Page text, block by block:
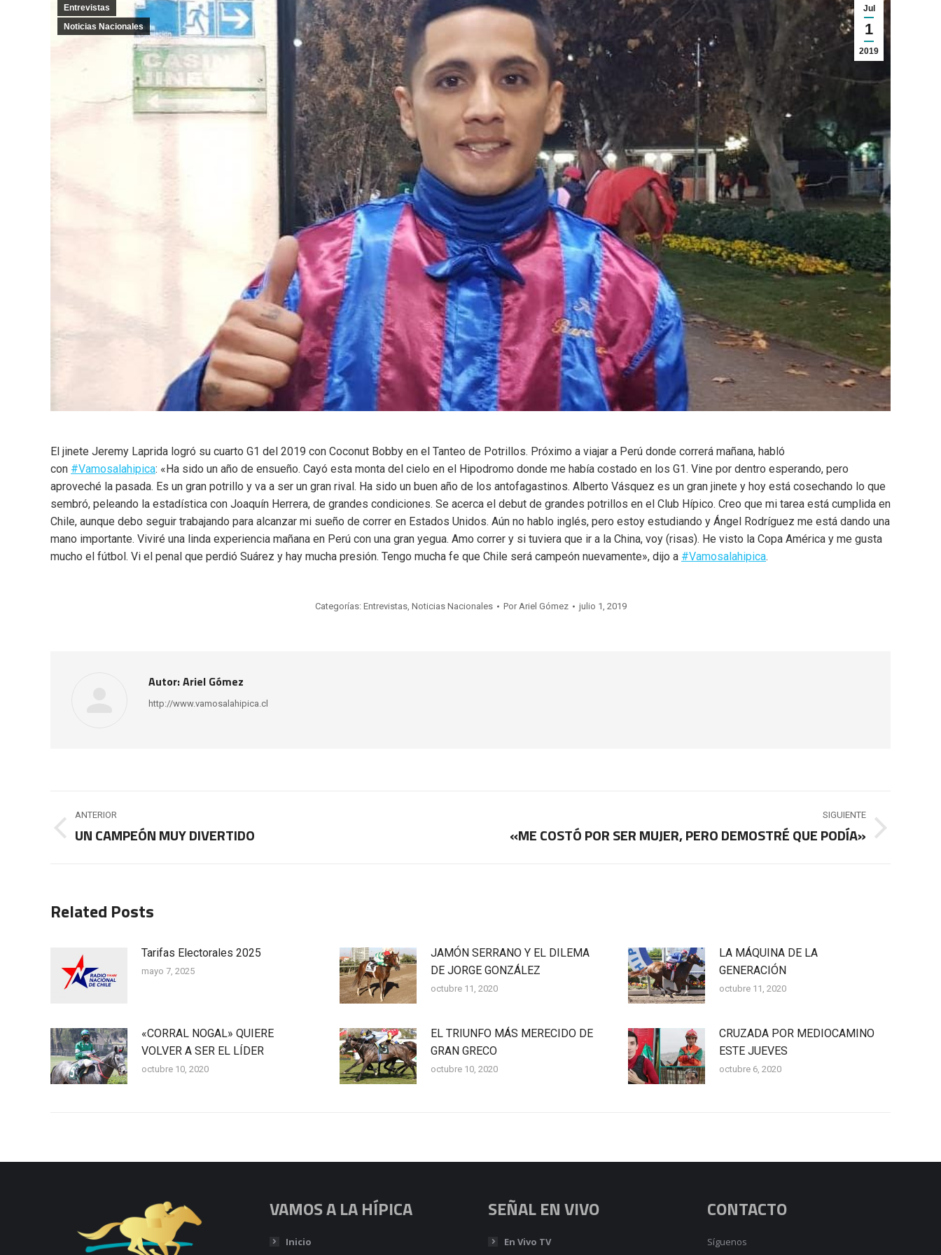
Jul
1
2019
Entrevistas
Noticias Nacionales
El jinete Jeremy Laprida logró su cuarto G1 del 2019 con Coconut Bobby en el Tanteo de Potrillos. Próximo a viajar a Perú donde correrá mañana, habló
con #Vamosalahipica: «Ha sido un año de ensueño. Cayó esta monta del cielo en el Hipodromo donde me había costado en los G1. Vine por dentro esperando, pero
aproveché la pasada. Es un gran potrillo y va a ser un gran rival. Ha sido un buen año de los antofagastinos. Alberto Vásquez es un gran jinete y hoy está cosechando lo que
sembró, peleando la estadística con Joaquín Herrera, de grandes condiciones. Se acerca el debut de grandes potrillos en el Club Hípico. Creo que mi tarea está cumplida en
Chile, aunque debo seguir trabajando para alcanzar mi sueño de correr en Estados Unidos. Aún no hablo inglés, pero estoy estudiando y Ángel Rodríguez me está dando una
mano importante. Viviré una linda experiencia mañana en Perú con una gran yegua. Amo correr y si tuviera que ir a la China, voy (risas). He visto la Copa América y me gusta
mucho el fútbol. Vi el penal que perdió Suárez y hay mucha presión. Tengo mucha fe que Chile será campeón nuevamente», dijo a #Vamosalahipica.
Categorías: Entrevistas, Noticias Nacionales PorAriel Gómez julio 1, 2019
Autor:Ariel Gómez
http://www.vamosalahipica.cl
Navegación
entre
ANTERIOR
Publicación
UN CAMPEÓN MUY DIVERTIDO
SIGUIENTE
Publicación
«ME COSTÓ POR SER MUJER, PERO DEMOSTRÉ QUE PODÍA»
Related Posts
Tarifas Electorales 2025
mayo 7, 2025
JAMÓN SERRANO Y EL DILEMA
DE JORGE GONZÁLEZ
octubre 11, 2020
LA MÁQUINA DE LA
GENERACIÓN
octubre 11, 2020
«CORRAL NOGAL» QUIERE
VOLVER A SER EL LÍDER
octubre 10, 2020
EL TRIUNFO MÁS MERECIDO DE
GRAN GRECO
octubre 10, 2020
CRUZADA POR MEDIOCAMINO
ESTE JUEVES
octubre 6, 2020
VAMOS A LA HÍPICA
Inicio
SEÑAL EN VIVO
En Vivo TV
CONTACTO
Síguenos